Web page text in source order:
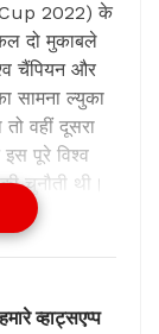
2022) के
दो मुकाबले
चैंपियन और
सामना ल्युका
वहीं दूसरा
पूरे विश्व
चुनौती थी।
निकाला
के सपने को
व्हाट्सएप्प